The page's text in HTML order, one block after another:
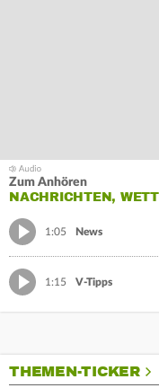
Zum Anhören
NACHRICHTEN,
1:05 News
1:15 V-Tipps
THEMEN-TICKER